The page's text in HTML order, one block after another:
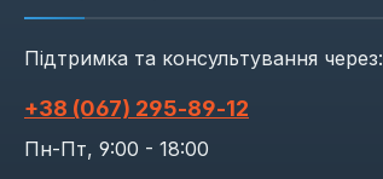
Підтримка та консультування через:
+38 (067) 295‑89‑12
Пн-Пт, 9:00 - 18:00